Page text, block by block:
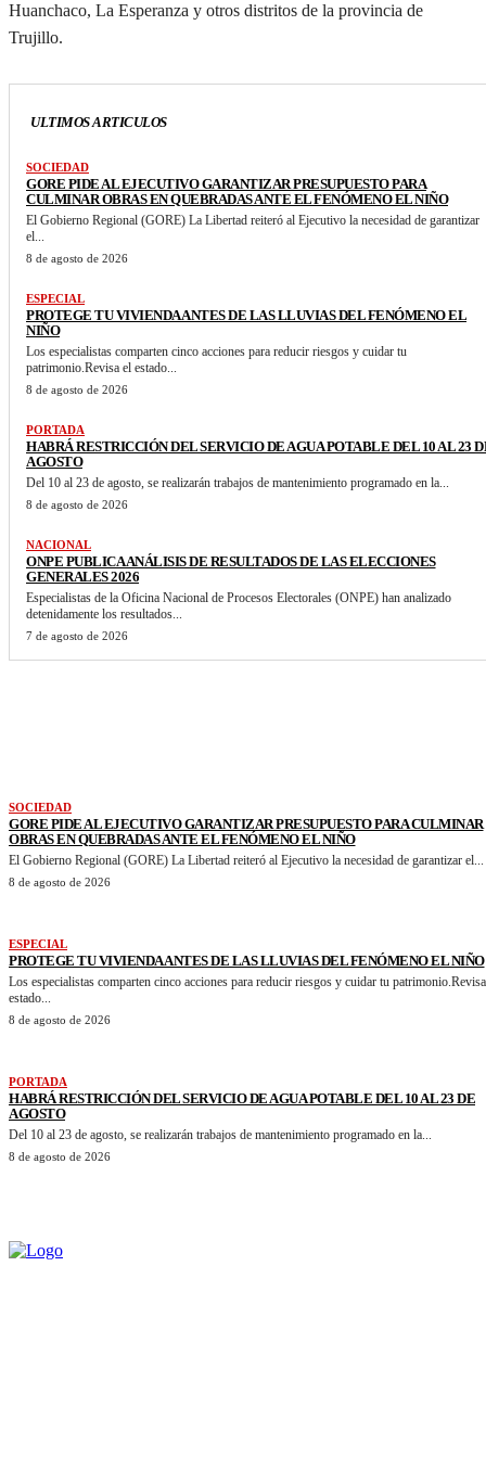
Huanchaco, La Esperanza y otros distritos de la provincia de
Trujillo.
ULTIMOS ARTICULOS
SOCIEDAD
GORE PIDE AL EJECUTIVO GARANTIZAR PRESUPUESTO PARA
CULMINAR OBRAS EN QUEBRADAS ANTE EL FENÓMENO EL NIÑO
El Gobierno Regional (GORE) La Libertad reiteró al Ejecutivo la necesidad de garantizar
el...
8 de agosto de 2026
ESPECIAL
PROTEGE TU VIVIENDA ANTES DE LAS LLUVIAS DEL FENÓMENO EL
NIÑO
Los especialistas comparten cinco acciones para reducir riesgos y cuidar tu
patrimonio.Revisa el estado...
8 de agosto de 2026
PORTADA
HABRÁ RESTRICCIÓN DEL SERVICIO DE AGUA POTABLE DEL 10 AL 23
AGOSTO
Del 10 al 23 de agosto, se realizarán trabajos de mantenimiento programado en la...
8 de agosto de 2026
NACIONAL
ONPE PUBLICA ANÁLISIS DE RESULTADOS DE LAS ELECCIONES
GENERALES 2026
Especialistas de la Oficina Nacional de Procesos Electorales (ONPE) han analizado
detenidamente los resultados...
7 de agosto de 2026
SOCIEDAD
GORE PIDE AL EJECUTIVO GARANTIZAR PRESUPUESTO PARA CULMINAR
OBRAS EN QUEBRADAS ANTE EL FENÓMENO EL NIÑO
El Gobierno Regional (GORE) La Libertad reiteró al Ejecutivo la necesidad de garantizar el...
8 de agosto de 2026
ESPECIAL
PROTEGE TU VIVIENDA ANTES DE LAS LLUVIAS DEL FENÓMENO EL NIÑO
Los especialistas comparten cinco acciones para reducir riesgos y cuidar tu
estado...
8 de agosto de 2026
PORTADA
HABRÁ RESTRICCIÓN DEL SERVICIO DE AGUA POTABLE DEL 10 AL 23 DE
AGOSTO
Del 10 al 23 de agosto, se realizarán trabajos de mantenimiento programado en la...
8 de agosto de 2026